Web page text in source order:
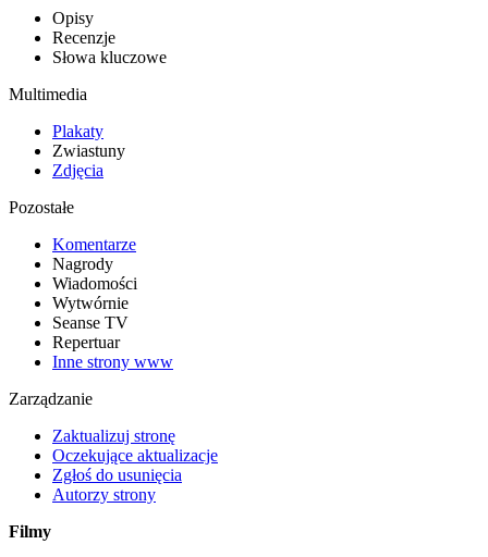
Opisy
Recenzje
Słowa kluczowe
Multimedia
Plakaty
Zwiastuny
Zdjęcia
Pozostałe
Komentarze
Nagrody
Wiadomości
Wytwórnie
Seanse TV
Repertuar
Inne strony www
Zarządzanie
Zaktualizuj stronę
Oczekujące aktualizacje
Zgłoś do usunięcia
Autorzy strony
Filmy